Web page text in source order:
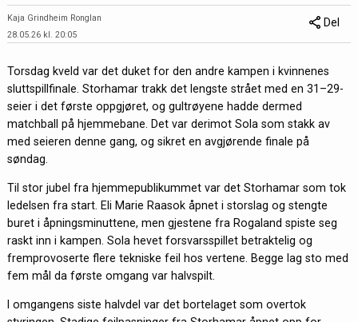
Kaja Grindheim Ronglan
28.05.26 kl. 20:05
Del
Torsdag kveld var det duket for den andre kampen i kvinnenes
sluttspillfinale. Storhamar trakk det lengste strået med en 31–29-
seier i det første oppgjøret, og gultrøyene hadde dermed
matchball på hjemmebane. Det var derimot Sola som stakk av
med seieren denne gang, og sikret en avgjørende finale på
søndag.
Til stor jubel fra hjemmepublikummet var det Storhamar som tok
ledelsen fra start. Eli Marie Raasok åpnet i storslag og stengte
buret i åpningsminuttene, men gjestene fra Rogaland spiste seg
raskt inn i kampen. Sola hevet forsvarsspillet betraktelig og
fremprovoserte flere tekniske feil hos vertene. Begge lag sto med
fem mål da første omgang var halvspilt.
I omgangens siste halvdel var det bortelaget som overtok